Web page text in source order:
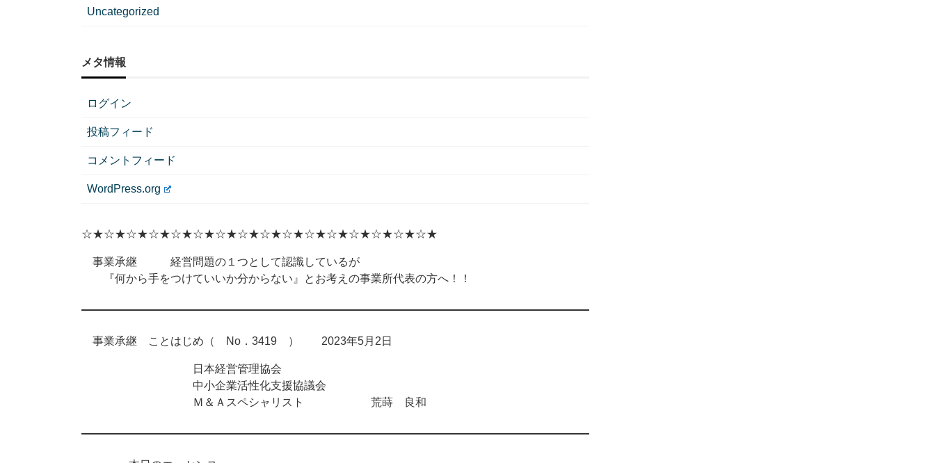
Uncategorized
メタ情報
ログイン
投稿フィード
コメントフィード
WordPress.org
☆★☆★☆★☆★☆★☆★☆★☆★☆★☆★☆★☆★☆★☆★☆★☆★
事業承継 経営問題の１つとして認識しているが
『何から手をつけていいか分からない』とお考えの事業所代表の方へ！！
事業承継 ことはじめ（ No．3419 ） 2023年5月2日
日本経営管理協会
中小企業活性化支援協議会
Ｍ＆Ａスペシャリスト 荒蒔 良和